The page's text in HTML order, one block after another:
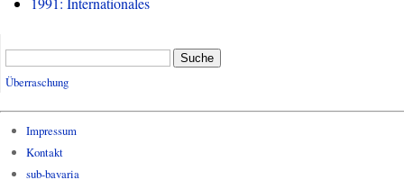
Suche
Überraschung
Impressum
Kontakt
sub-bavaria